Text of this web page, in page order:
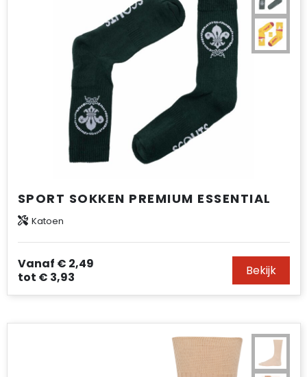
SPORT SOKKEN PREMIUM ESSENTIAL
Katoen
Vanaf € 2,49
tot € 3,93 Bekijk